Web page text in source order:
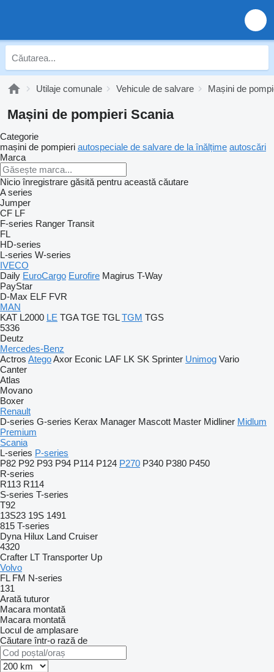
Utilaje comunale Vehicule de salvare Mașini de
Mașini de pompieri Scania
Categorie
mașini de pompieri autospeciale de salvare de la înălțime autoscări
Marca
Nicio înregistrare găsită pentru această căutare
A series
Jumper
CF LF
F-series Ranger Transit
FL
HD-series
L-series W-series
IVECO
Daily EuroCargo Eurofire Magirus T-Way
PayStar
D-Max ELF FVR
MAN
KAT L2000 LE TGA TGE TGL TGM TGS
5336
Deutz
Mercedes-Benz
Actros AtegoAxor Econic LAF LK SK Sprinter Unimog Vario
Canter
Atlas
Movano
Boxer
Renault
D-series G-series Kerax Manager Mascott Master Midliner Midlum
Premium
Scania
L-series P-series
P82 P92 P93 P94 P114 P124 P270 P340 P380 P450
R-series
R113 R114
S-series T-series
T92
13S23 19S 1491
815 T-series
Dyna Hilux Land Cruiser
4320
Crafter LT Transporter Up
Volvo
FL FM N-series
131
Arată tuturor
Macara montată
Macara montată
Locul de amplasare
Căutare într-o rază de